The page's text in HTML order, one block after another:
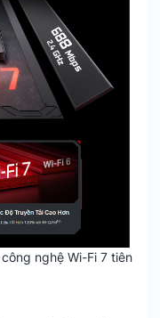
nghệ Wi-Fi 7 tiên